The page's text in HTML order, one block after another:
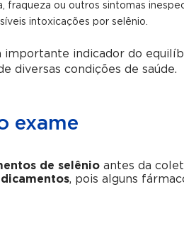
fraqueza ou outros sintomas
intoxicações por selênio.
importante indicador do
diversas condições de saúde.
exame
de selênioantes da
, pois alguns